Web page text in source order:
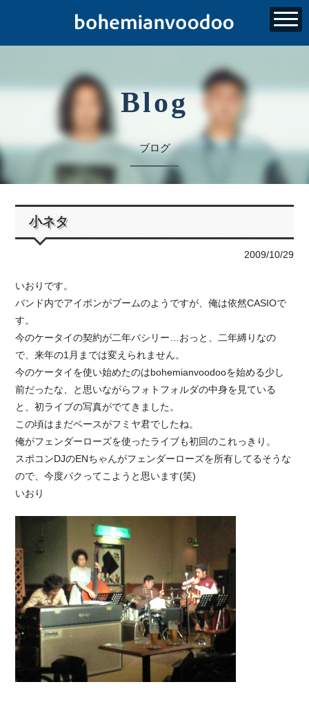
Blog
ブログ
小ネタ
2009/10/29
いおりです。
バンド内でアイポンがブームのようですが、俺は依然CASIOで
す。
今のケータイの契約が二年バシリー…おっと、二年縛りなの
で、来年の1月までは変えられません。
今のケータイを使い始めたのはbohemianvoodooを始める少し
前だったな、と思いながらフォトフォルダの中身を見ている
と、初ライブの写真がでてきました。
この頃はまだベースがフミヤ君でしたね。
俺がフェンダーローズを使ったライブも初回のこれっきり。
スポコンDJのENちゃんがフェンダーローズを所有してるそうな
ので、今度パクってこようと思います(笑)
いおり